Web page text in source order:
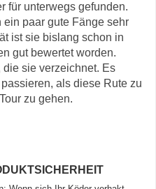
für unterwegs gefunden.
ein paar gute Fänge sehr
ist sie bislang schon in
gut bewertet worden.
sie verzeichnet. Es
als diese Rute zu
zu gehen.